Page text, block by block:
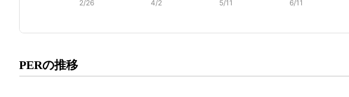
PERの推移
PERの推移にアクセスできます。